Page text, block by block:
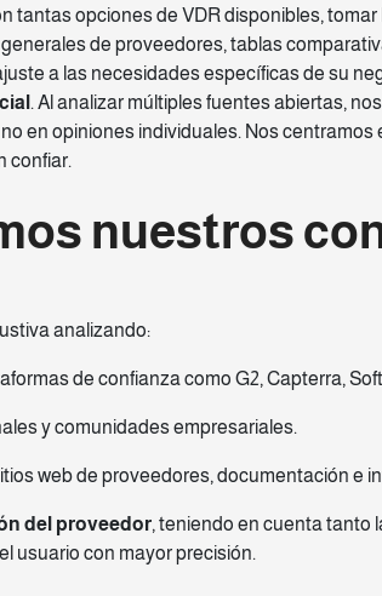
tantas opciones de VDR disponibles,
de proveedores, tablas
a las necesidades específicas de su
. Al analizar múltiples fuentes abiertas,
en opiniones individuales. Nos
confiar.
nuestros
analizando:
de confianza como G2, Capterra,
y comunidades empresariales.
web de proveedores, documentación e
del proveedor, teniendo en cuenta tanto
usuario con mayor precisión.